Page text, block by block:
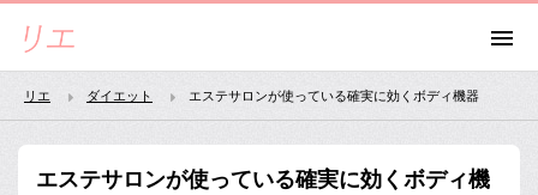
リエ ダイエット エステサロンが使っている確実に効くボディ機器
エステサロンが使っている確実に効くボディ機